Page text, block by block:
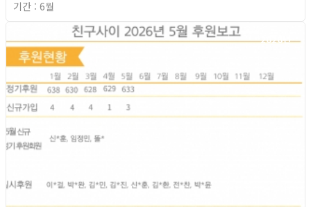
기간 : 6월
2026년